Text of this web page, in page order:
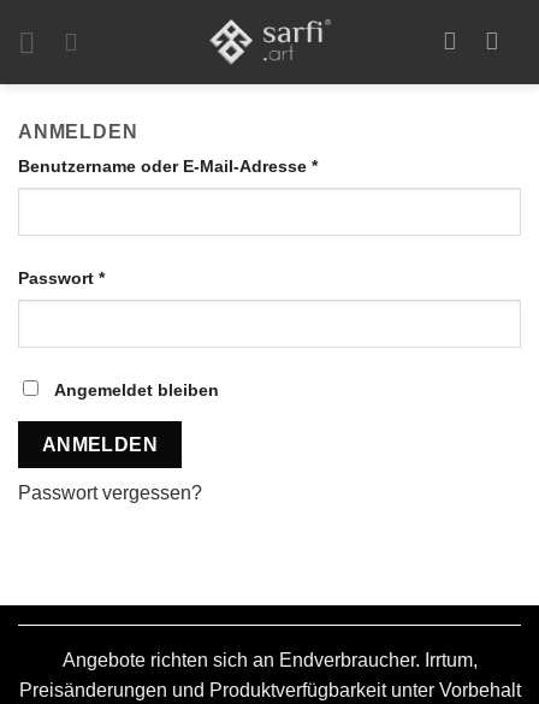
ANMELDEN
Benutzername oder E-Mail-Adresse *Erforderlich
Passwort *Erforderlich
Angemeldet bleiben
ANMELDEN
Passwort vergessen?
Angebote richten sich an Endverbraucher. Irrtum,
Preisänderungen und Produktverfügbarkeit unter Vorbehalt